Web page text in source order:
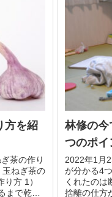
方を紹
茶の作り
玉ねぎ茶の
方 1）
で乾燥
林修の今
つのポイ
2022年1月
が分かる4
くれたのは
捨離の仕方